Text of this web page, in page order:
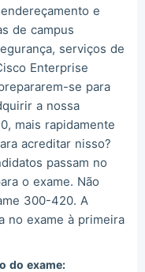
e
de campus
serviços de
Enterprise
se para
a nossa
mais rapidamente
acreditar nisso?
passam no
o exame. Não
300-420. A
no exame à primeira
do exame: